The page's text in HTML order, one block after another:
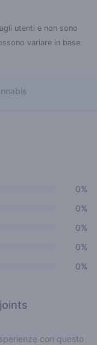
utenti e non sono
variare in base
0%
0%
0%
0%
0%
con questo